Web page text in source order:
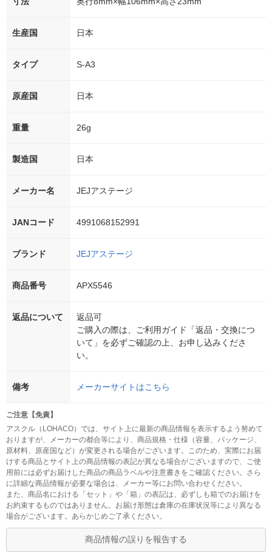
生産国 日本
タイプ S-A3
原産国 日本
重量 26g
製造国 日本
メーカー名 JEJアステージ
JANコード 4991068152991
ブランド JEJアステージ
商品番号 APX5546
返品について
返品可
ご購入の際は、ご利用ガイド「返品・交換につ
いて」を必ずご確認の上、お申し込みくださ
い。
備考 メーカーサイトはこちら
ご注意【免責】
アスクル（LOHACO）では、サイト上に最新の商品情報を表示するよう努めて
おりますが、メーカーの都合等により、商品規格・仕様（容量、パッケージ、
原材料、原産国など）が変更される場合がございます。このため、実際にお届
けする商品とサイト上の商品情報の表記が異なる場合がございますので、ご使
用前には必ずお届けした商品の商品ラベルや注意書きをご確認ください。さら
に詳細な商品情報が必要な場合は、メーカー等にお問い合わせください。
また、商品名における「セット」や「箱」の表記は、必ずしも箱でのお届けを
お約束するものではありません。お届け形態は倉庫の在庫状況等により異なる
場合がございます。あらかじめご了承ください。
商品情報の誤りを報告する